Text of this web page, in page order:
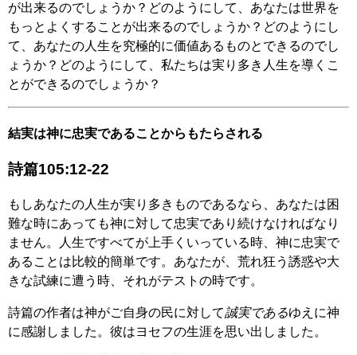
が出来るのでしょうか？どのようにして、あなたは世界を
もっとよくすることが出来るのでしょうか？どのようにし
て、あなたの人生を究極的に価値あるものとできるのでし
ょうか？どのようにして、私たちは実り多き人生を導くこ
とができるのでしょうか？
結実は神に忠実であることからもたらされる
詩篇105:12-22
もしあなたの人生が実り多きものであるなら、あなたは困
難な時にあっても神に対して忠実であり続けなければなり
ません。人生ですべてが上手くいっている時、神に忠実で
あることは比較的簡単です。あなたが、荒れ狂う誘惑や大
きな試練に遭う時、それがテストの時です。
詩篇の作者は神がご自身の民に対して誠実であるゆえに神
に感謝しました。彼はヨセフの生涯を思い出しました。